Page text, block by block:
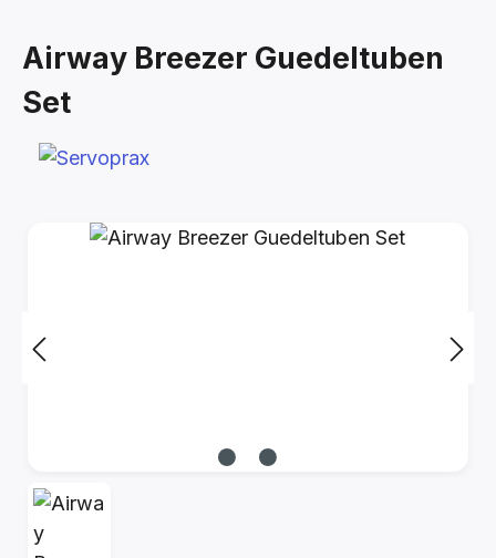
Airway Breezer Guedeltuben
Set
Bildergalerie überspringen